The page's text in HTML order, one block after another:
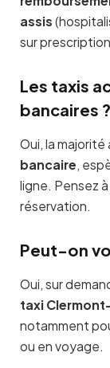
assis
sur
Les taxis
bancaires ?
Oui, la
bancaire,
ligne. Pensez
réservation.
Peut-on
Oui, sur
taxi
notamment
ou en voyage.